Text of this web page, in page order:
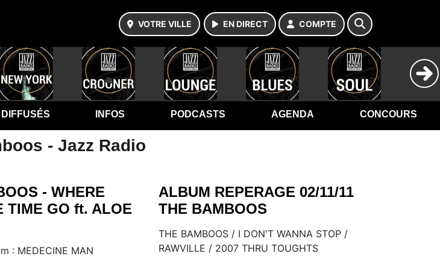
VOTRE VILLE EN DIRECT COMPTE
INFOS PODCASTS AGENDA CONCOURS
- Jazz Radio
- WHERE
TIME GO ft. ALOE
: MEDECINE MAN
ALBUM REPERAGE 02/11/11
THE BAMBOOS
THE BAMBOOS / I DON'T WANNA STOP /
RAWVILLE / 2007 THRU TOUGHTS